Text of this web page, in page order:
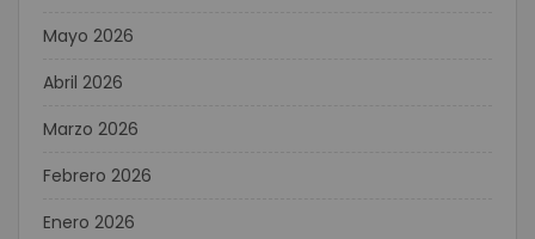
Mayo 2026
Abril 2026
Marzo 2026
Febrero 2026
Enero 2026